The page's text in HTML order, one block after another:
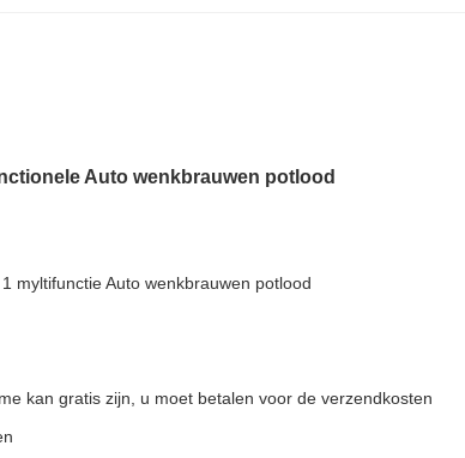
Auto wenkbrauwen potlood
myltifunctie Auto wenkbrauwen potlood
kan gratis zijn, u moet betalen voor de verzendkosten